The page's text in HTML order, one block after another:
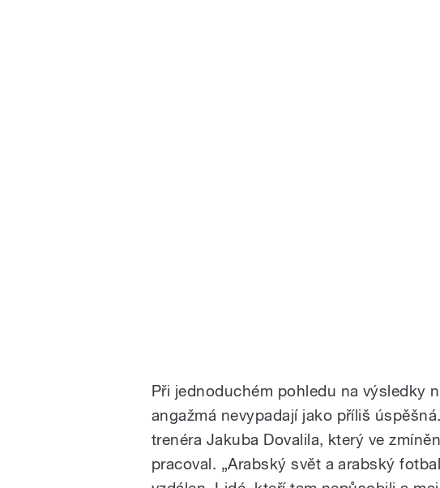
Při jednoduchém pohledu na výsledky
angažmá nevypadají jako příliš
trenéra Jakuba Dovalila, který ve
pracoval. „Arabský svět a arabský